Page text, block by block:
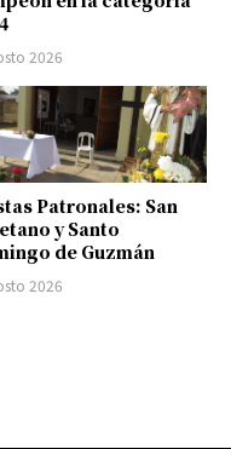
2026
Patronales: San
y Santo
de Guzmán
2026